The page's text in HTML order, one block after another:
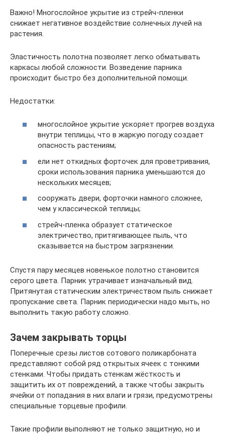
Важно! Многослойное укрытие из стрейч-пленки
снижает негативное воздействие солнечных лучей на
растения.
Эластичность полотна позволяет легко обматывать
каркасы любой сложности. Возведение парника
происходит быстро без дополнительной помощи.
Недостатки:
многослойное укрытие ускоряет прогрев воздуха
внутри теплицы, что в жаркую погоду создает
опасность растениям;
ели нет откидных форточек для проветривания,
сроки использования парника уменьшаются до
нескольких месяцев;
сооружать двери, форточки намного сложнее,
чем у классической теплицы;
стрейч-пленка образует статическое
электричество, притягивающее пыль, что
сказывается на быстром загрязнении.
Спустя пару месяцев новенькое полотно становится
серого цвета. Парник утрачивает изначальный вид.
Притянутая статическим электричеством пыль снижает
пропускание света. Парник периодически надо мыть, но
выполнить такую работу сложно.
Зачем закрывать торцы
Поперечные срезы листов сотового поликарбоната
представляют собой ряд открытых ячеек с тонкими
стенками. Чтобы придать стенкам жёсткость и
защитить их от повреждений, а также чтобы закрыть
ячейки от попадания в них влаги и грязи, предусмотрены
специальные торцевые профили.
Такие профили выполняют не только защитную, но и